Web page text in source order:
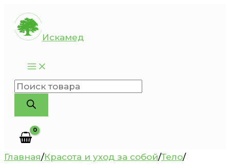
Перейти
содержимому
Искамед
Поиск
товаров
Главная/Красота и уход за собой/Тело/